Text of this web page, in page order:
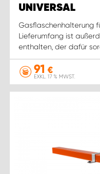
UNIVERSAL
Gasflaschenhalterung
Lieferumfang ist
enthalten, der dafür
91 €
EXKL. 17 % MWST.